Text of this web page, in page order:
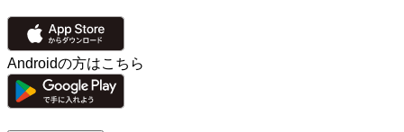
Androidの方はこちら